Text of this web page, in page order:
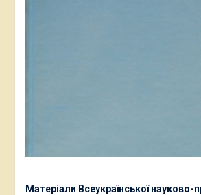
Матеріали Всеукраїнської науково-